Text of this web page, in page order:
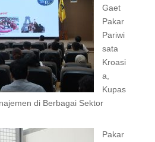
Gaet
Pakar
Pariwi
sata
Kroasi
a,
Kupas
di Berbagai Sektor
Pakar